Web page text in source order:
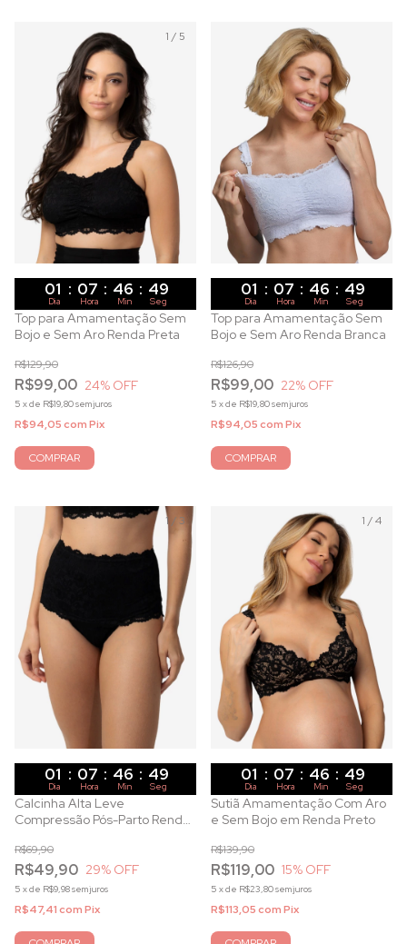
1 / 5
01 : 07 : 46 : 47
Dia Hora Min Seg
Top para Amamentação Sem
Bojo e Sem Aro Renda Preta
R$99,00
R$129,90
24% OFF
5 xde R$19,80sem juros
R$94,05comPix
COMPRAR
01 : 07 : 46 : 47
Dia Hora Min Seg
Top para Amamentação Sem
Bojo e Sem Aro Renda Branca
R$99,00
R$126,90
22% OFF
5 xde R$19,80sem juros
R$94,05comPix
COMPRAR
1/ 3
01 : 07 : 46 : 47
Dia Hora Min Seg
Calcinha Alta Leve
Compressão Pós-Parto Renda
R$49,90
R$69,90
29% OFF
5 xde R$9,98sem juros
R$47,41comPix
1 /4
01 : 07 : 46 : 47
Dia Hora Min Seg
Sutiã Amamentação Com Aro
e Sem Bojo em Renda Preto
R$119,00
R$139,90
15% OFF
5 xde R$23,80sem juros
R$113,05comPix